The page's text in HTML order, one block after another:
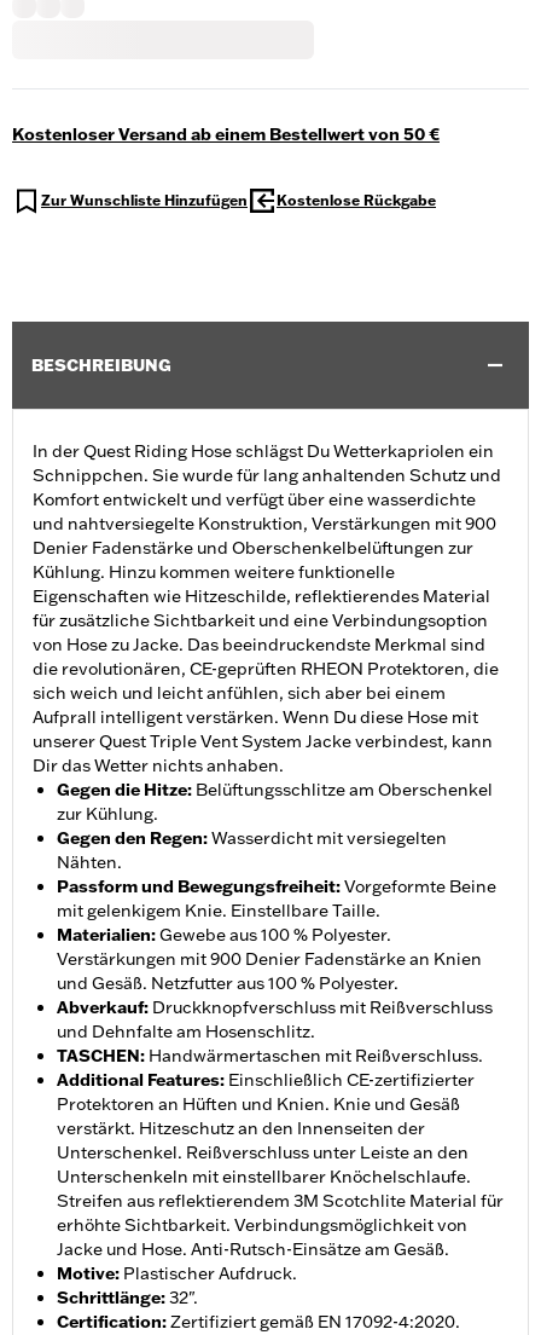
Kostenloser Versand ab einem Bestellwert von 50 €
Zur Wunschliste Hinzufügen Kostenlose Rückgabe
BESCHREIBUNG
In der Quest Riding Hose schlägst Du Wetterkapriolen ein
Schnippchen. Sie wurde für lang anhaltenden Schutz und
Komfort entwickelt und verfügt über eine wasserdichte
und nahtversiegelte Konstruktion, Verstärkungen mit 900
Denier Fadenstärke und Oberschenkelbelüftungen zur
Kühlung. Hinzu kommen weitere funktionelle
Eigenschaften wie Hitzeschilde, reflektierendes Material
für zusätzliche Sichtbarkeit und eine Verbindungsoption
von Hose zu Jacke. Das beeindruckendste Merkmal sind
die revolutionären, CE-geprüften RHEON Protektoren, die
sich weich und leicht anfühlen, sich aber bei einem
Aufprall intelligent verstärken. Wenn Du diese Hose mit
unserer Quest Triple Vent System Jacke verbindest, kann
Dir das Wetter nichts anhaben.
Gegen die Hitze: Belüftungsschlitze am Oberschenkel
zur Kühlung.
Gegen den Regen:Wasserdicht mit versiegelten
Nähten.
Passform und Bewegungsfreiheit:Vorgeformte Beine
mit gelenkigem Knie. Einstellbare Taille.
Materialien:Gewebe aus 100 % Polyester.
Verstärkungen mit 900 Denier Fadenstärke an Knien
und Gesäß. Netzfutter aus 100 % Polyester.
Abverkauf: Druckknopfverschluss mit Reißverschluss
und Dehnfalte am Hosenschlitz.
TASCHEN: Handwärmertaschen mit Reißverschluss.
Additional Features: Einschließlich CE-zertifizierter
Protektoren an Hüften und Knien. Knie und Gesäß
verstärkt. Hitzeschutz an den Innenseiten der
Unterschenkel. Reißverschluss unter Leiste an den
Unterschenkeln mit einstellbarer Knöchelschlaufe.
Streifen aus reflektierendem 3M Scotchlite Material für
erhöhte Sichtbarkeit. Verbindungsmöglichkeit von
Jacke und Hose. Anti-Rutsch-Einsätze am Gesäß.
Motive: Plastischer Aufdruck.
Schrittlänge:32".
Certification:Zertifiziert gemäß EN 17092-4:2020.